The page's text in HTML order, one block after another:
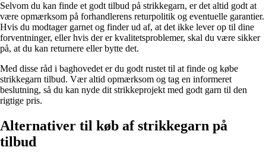
Selvom du kan finde et godt tilbud på strikkegarn, er det altid godt at
være opmærksom på forhandlerens returpolitik og eventuelle garantier.
Hvis du modtager garnet og finder ud af, at det ikke lever op til dine
forventninger, eller hvis der er kvalitetsproblemer, skal du være sikker
på, at du kan returnere eller bytte det.
Med disse råd i baghovedet er du godt rustet til at finde og købe
strikkegarn tilbud. Vær altid opmærksom og tag en informeret
beslutning, så du kan nyde dit strikkeprojekt med godt garn til den
rigtige pris.
Alternativer til køb af strikkegarn på
tilbud